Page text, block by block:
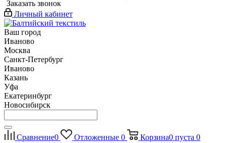
Заказать звонок
Личный кабинет
Ваш город
Иваново
Москва
Санкт-Петербург
Иваново
Казань
Уфа
Екатеринбург
Новосибирск
Сравнение0 Отложенные 0 Корзина0 пуста 0